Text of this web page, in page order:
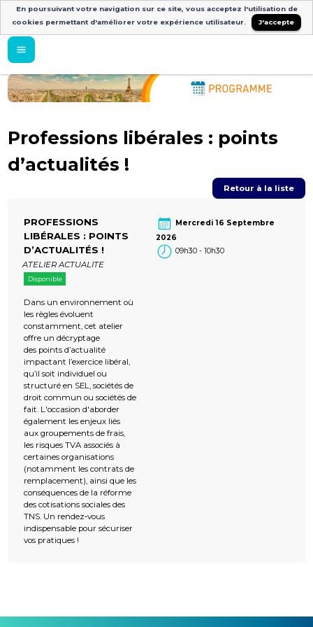
Professions libérales : points
d’actualités !
Retour à la liste
PROFESSIONS
LIBÉRALES : POINTS
D’ACTUALITÉS !
ATELIER ACTUALITE
Disponible
Dans un environnement où
les règles évoluent
constamment, cet atelier
offre un décryptage
des points d’actualité
impactant l’exercice libéral,
qu’il soit individuel ou
structuré en SEL, sociétés de
droit commun ou sociétés de
fait. L'occasion d'aborder
également les enjeux liés
aux groupements de frais,
les risques TVA associés à
certaines organisations
(notamment les contrats de
remplacement), ainsi que les
conséquences de la réforme
des cotisations sociales des
TNS. Un rendez‑vous
indispensable pour sécuriser
vos pratiques !
Mercredi 16 Septembre
2026
09h30 - 10h30
En poursuivant votre navigation sur ce site, vous acceptez l'utilisation de
cookies permettant d'améliorer votre expérience utilisateur.
J'accepte